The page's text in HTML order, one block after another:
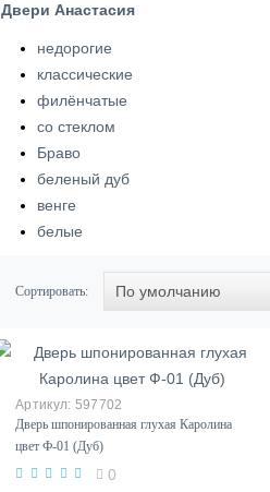
Двери Анастасия
недорогие
классические
филёнчатые
со стеклом
Браво
беленый дуб
венге
белые
Сортировать:
597702
Дверь шпонированная глухая Каролина
цвет Ф-01 (Дуб)
0